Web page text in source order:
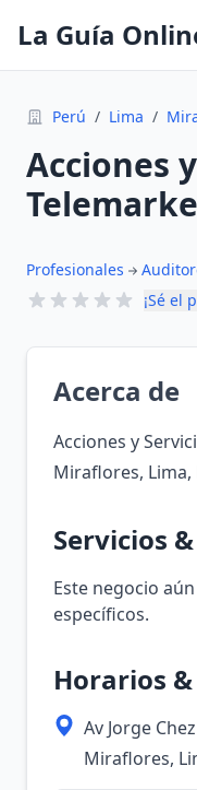
La Guía
Perú / Lima /
Acciones
Profesionales
¡Sé el
Acerca de
Acciones y
Miraflores, Lima,
Servicios
Este negocio
específicos.
Horarios
Av Jorge
Miraflores,